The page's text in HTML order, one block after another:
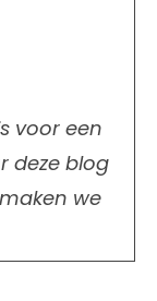
voor een
deze blog
we